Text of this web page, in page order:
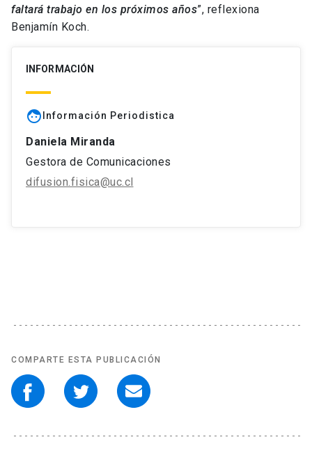
faltará trabajo en los próximos años”, reflexiona
Benjamín Koch.
INFORMACIÓN
face Información Periodistica
Daniela Miranda
Gestora de Comunicaciones
difusion.fisica@uc.cl
COMPARTE ESTA PUBLICACIÓN